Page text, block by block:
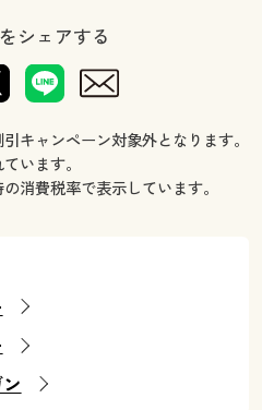
シェアする
キャンペーン対象外となります。
います。
消費税率で表示しています。